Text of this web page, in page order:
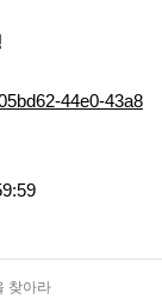
44e0-43a8
찾아라